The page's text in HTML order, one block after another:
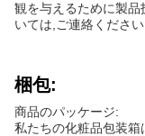
観を与えるために製
いては,ご連絡ください.
梱包:
商品のパッケージ:
私たちの化粧品包装箱